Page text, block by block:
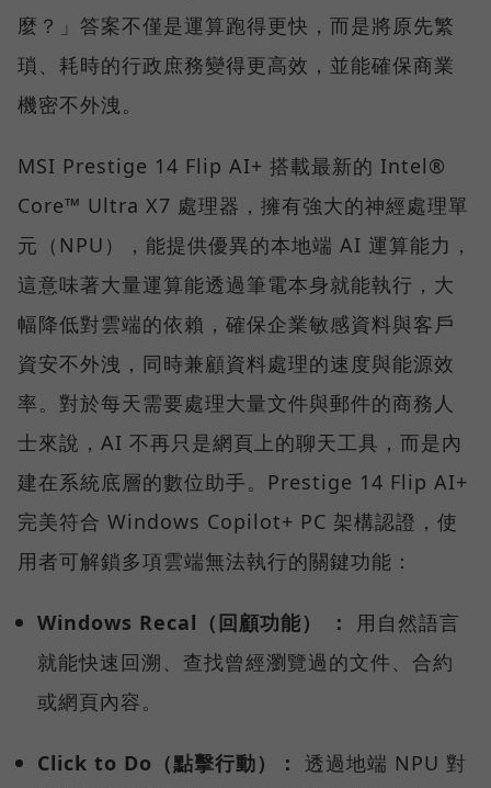
麼？」答案不僅是運算跑得更快，而是將原先繁
瑣、耗時的行政庶務變得更高效，並能確保商業
機密不外洩。
MSI Prestige 14 Flip AI+ 搭載最新的 Intel®
Core™ Ultra X7 處理器，擁有強大的神經處理單
元（NPU），能提供優異的本地端 AI 運算能力，
這意味著大量運算能透過筆電本身就能執行，大
幅降低對雲端的依賴，確保企業敏感資料與客戶
資安不外洩，同時兼顧資料處理的速度與能源效
率。對於每天需要處理大量文件與郵件的商務人
士來說，AI 不再只是網頁上的聊天工具，而是內
建在系統底層的數位助手。Prestige 14 Flip AI+
完美符合 Windows Copilot+ PC 架構認證，使
用者可解鎖多項雲端無法執行的關鍵功能：
Windows Recal（回顧功能） ：
用自然語言
就能快速回溯、查找曾經瀏覽過的文件、合約
或網頁內容。
Click to Do（點擊行動）： 透過地端 NPU 對